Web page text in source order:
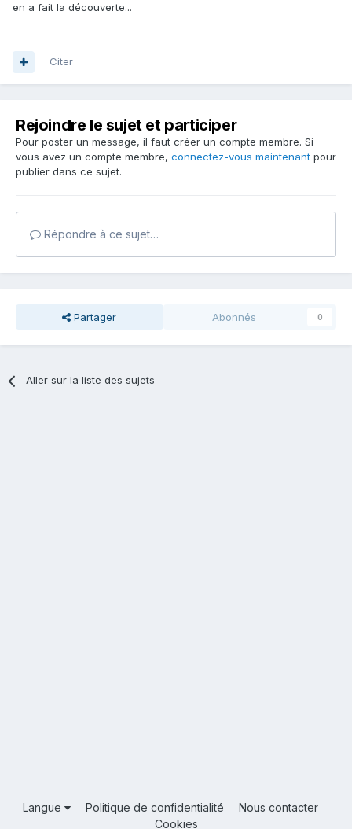
en a fait la découverte...
Citer
Rejoindre le sujet et participer
Pour poster un message, il faut créer un compte membre. Si
vous avez un compte membre, connectez-vous maintenant pour
publier dans ce sujet.
Répondre à ce sujet…
Partager Abonnés 0
Aller sur la liste des sujets
Langue Politique de confidentialité
Nous contacter
Cookies